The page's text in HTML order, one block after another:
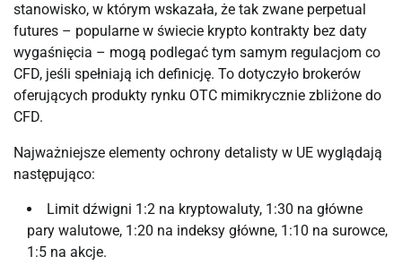
stanowisko, w którym wskazała, że tak zwane perpetual
futures – popularne w świecie krypto kontrakty bez daty
wygaśnięcia – mogą podlegać tym samym regulacjom co
CFD, jeśli spełniają ich definicję. To dotyczyło brokerów
oferujących produkty rynku OTC mimikrycznie zbliżone do
CFD.
Najważniejsze elementy ochrony detalisty w UE wyglądają
następująco:
Limit dźwigni 1:2 na kryptowaluty, 1:30 na główne
pary walutowe, 1:20 na indeksy główne, 1:10 na surowce,
1:5 na akcje.